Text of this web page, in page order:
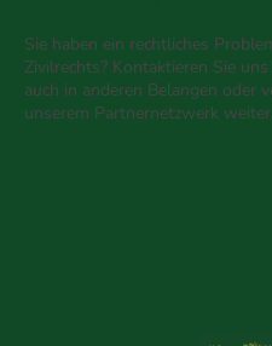
Sie haben ein rechtliches
Zivilrechts? Kontaktieren Sie
auch in anderen Belangen oder
unserem Partnernetzwerk weiter.